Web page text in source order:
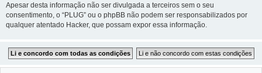
Apesar desta informação não ser divulgada a terceiros sem o seu
consentimento, o “PLUG” ou o phpBB não podem ser responsabilizados por
qualquer atentado Hacker, que possam expor essa informação.